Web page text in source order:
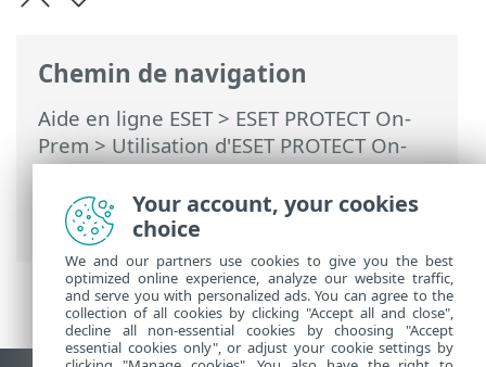
Chemin de navigation
Aide en ligne ESET> ESET PROTECT On-
Prem>Utilisation d'ESET PROTECT On-
Prem>ESET PROTECT On-Prem pour les
fournisseurs de services gérés>
Suppression d'une entreprise
Your account, your cookies
choice
We and our partners use cookies to give you the best
optimized online experience, analyze our website traffic,
and serve you with personalized ads. You can agree to the
collection of all cookies by clicking "Accept all and close",
decline all non-essential cookies by choosing "Accept
essential cookies only", or adjust your cookie settings by